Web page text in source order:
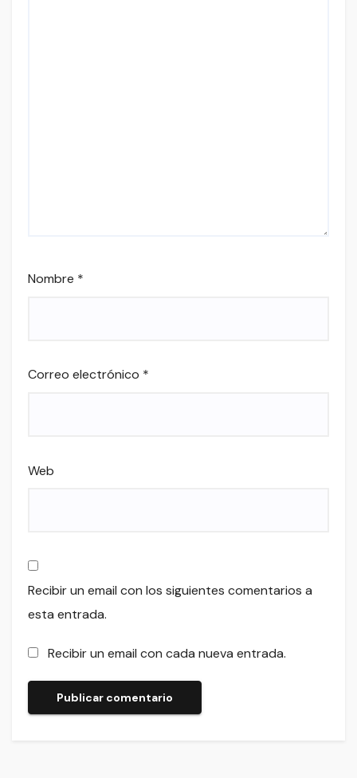
Nombre *
Correo electrónico *
Web
Recibir un email con los siguientes comentarios a
esta entrada.
Recibir un email con cada nueva entrada.